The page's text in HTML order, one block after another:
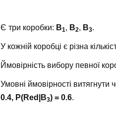
Є три коробки: B1, B2, B3.
У кожній коробці є різна
Ймовірність вибору певної
Умовні ймовірності витягнути
0.4, P(Red|B3) = 0.6.